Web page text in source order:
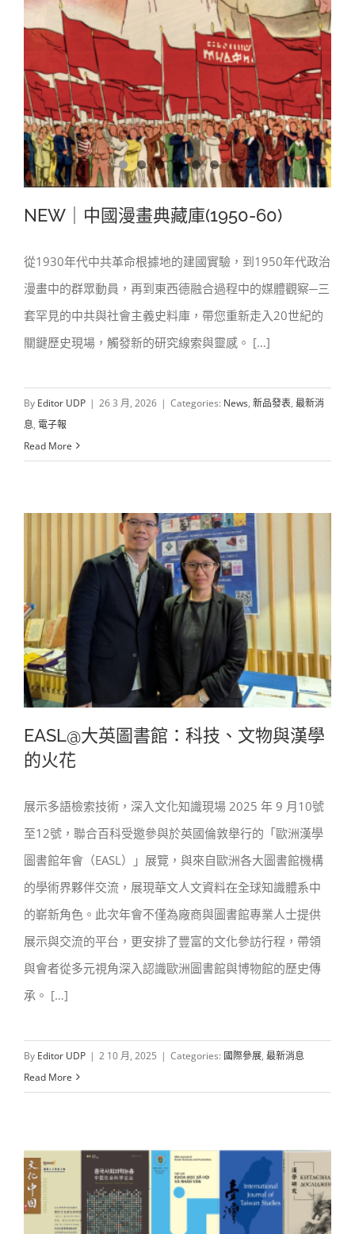
NEW｜中國漫畫典藏庫(1950-60)
NEW｜中國漫畫典藏庫(1950-60)
從1930年代中共革命根據地的建國實驗，到1950年代政治
漫畫中的群眾動員，再到東西德融合過程中的媒體觀察─三
套罕見的中共與社會主義史料庫，帶您重新走入20世紀的
關鍵歷史現場，觸發新的研究線索與靈感。 […]
By Editor UDP | 26 3 月, 2026 | Categories: News, 新品發表, 最新消
息, 電子報
Read More
EASL@大英圖書館：科技、文物與漢學
的火花
EASL@大英圖書館：科技、文物與漢學
的火花
展示多語檢索技術，深入文化知識現場 2025 年 9 月10號
至12號，聯合百科受邀參與於英國倫敦舉行的「歐洲漢學
圖書館年會（EASL）」展覽，與來自歐洲各大圖書館機構
的學術界夥伴交流，展現華文人文資料在全球知識體系中
的嶄新角色。此次年會不僅為廠商與圖書館專業人士提供
展示與交流的平台，更安排了豐富的文化參訪行程，帶領
與會者從多元視角深入認識歐洲圖書館與博物館的歷史傳
承。 […]
By Editor UDP | 2 10 月, 2025 | Categories: 國際參展, 最新消息
Read More